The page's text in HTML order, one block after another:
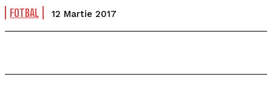
FOTBAL 12 Martie 2017